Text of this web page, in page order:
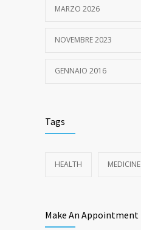
MARZO 2026
NOVEMBRE 2023
GENNAIO 2016
Tags
HEALTH MEDICINE
Make An Appointment